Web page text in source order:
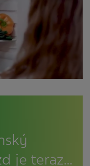
je teraz…